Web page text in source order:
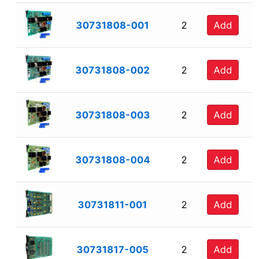
30731808-001 2 Add
30731808-002 2 Add
30731808-003 2 Add
30731808-004 2 Add
30731811-001 2 Add
30731817-005 2 Add